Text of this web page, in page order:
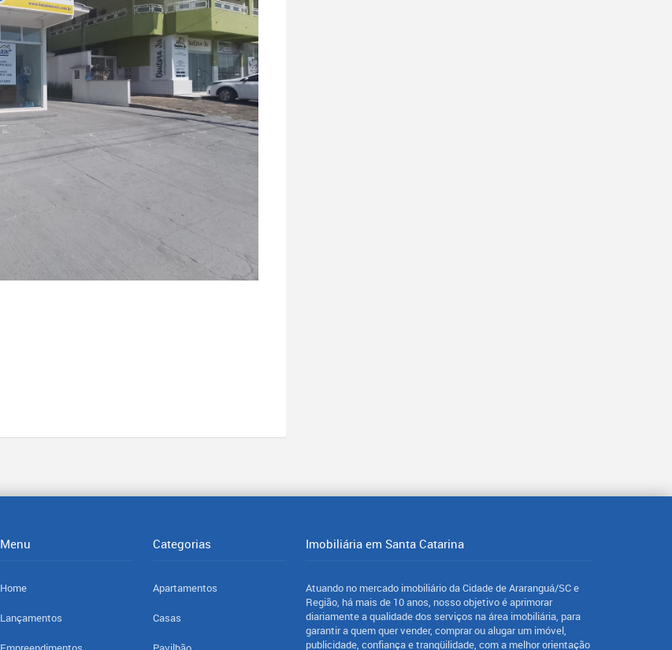
Menu
Home
Lançamentos
Categorias
Apartamentos
Casas
Imobiliária em Santa Catarina
Atuando no mercado imobiliário da Cidade de Araranguá/SC e
Região, há mais de 10 anos, nosso objetivo é aprimorar
diariamente a qualidade dos serviços na área imobiliária, para
garantir a quem quer vender, comprar ou alugar um imóvel,
publicidade, confiança e tranqüilidade, com a melhor orientação